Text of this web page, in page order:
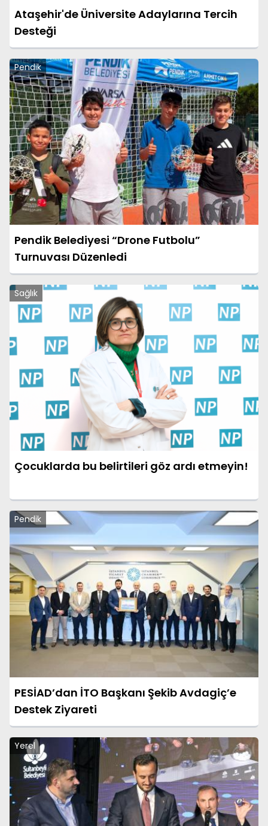
Ataşehir'de Üniversite Adaylarına Tercih
Desteği
Pendik
Pendik Belediyesi “Drone Futbolu”
Turnuvası Düzenledi
Sağlık
Çocuklarda bu belirtileri göz ardı etmeyin!
Pendik
PESİAD’dan İTO Başkanı Şekib Avdagiç’e
Destek Ziyareti
Yerel